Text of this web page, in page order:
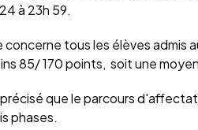
à 23h 59.
concerne tous les élèves admis
85/ 170 points, soit une
précisé que le parcours
phases.